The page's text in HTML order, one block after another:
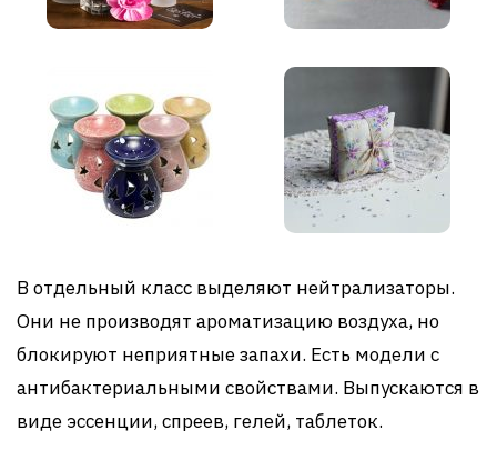
В отдельный класс выделяют нейтрализаторы.
Они не производят ароматизацию воздуха, но
блокируют неприятные запахи. Есть модели с
антибактериальными свойствами. Выпускаются в
виде эссенции, спреев, гелей, таблеток.